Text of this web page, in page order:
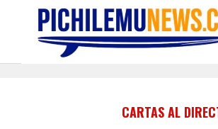
CARTAS AL